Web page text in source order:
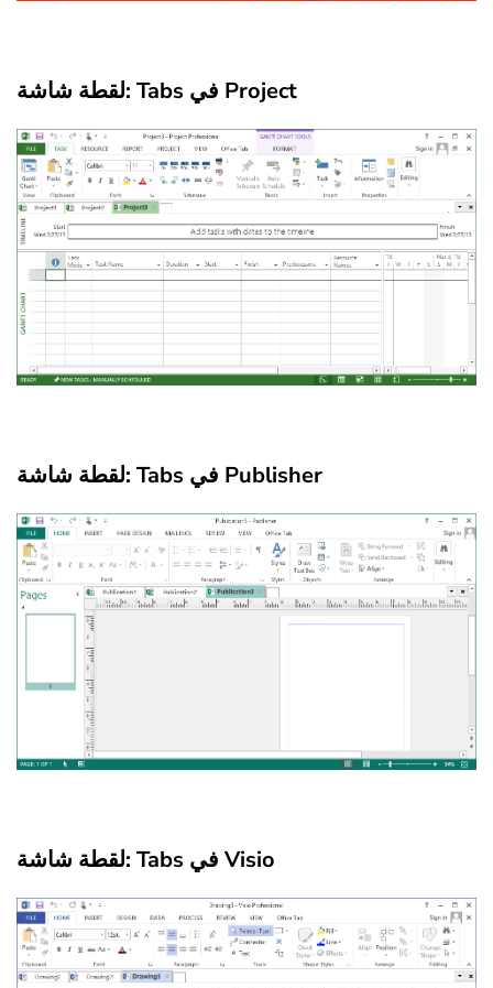
لقطة شاشة: Tabs في Project
لقطة شاشة: Tabs في Publisher
لقطة شاشة: Tabs في Visio